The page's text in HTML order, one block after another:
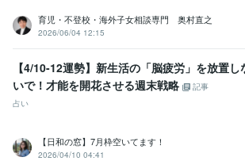
育児・不登校・海外子女相談専門 奥村直之
2026/06/04 12:15
【4/10-12運勢】新生活の「脳疲労」を放置し
いで！才能を開花させる週末戦略
記事
占い
【日和の窓】7月枠空いてます！
2026/04/10 04:41